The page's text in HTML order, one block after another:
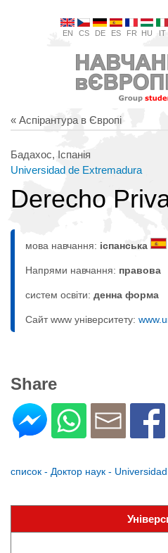
EN CS DE ES FR HU IT
« Аспірантура в Європі
Бадахос, Іспанія
Universidad de Extremadura
Derecho
мова навчання: іспанська
Напрями навчання: правовa
систем освіти: денна форма
Сайт www університету:
Share
список - Доктор наук -